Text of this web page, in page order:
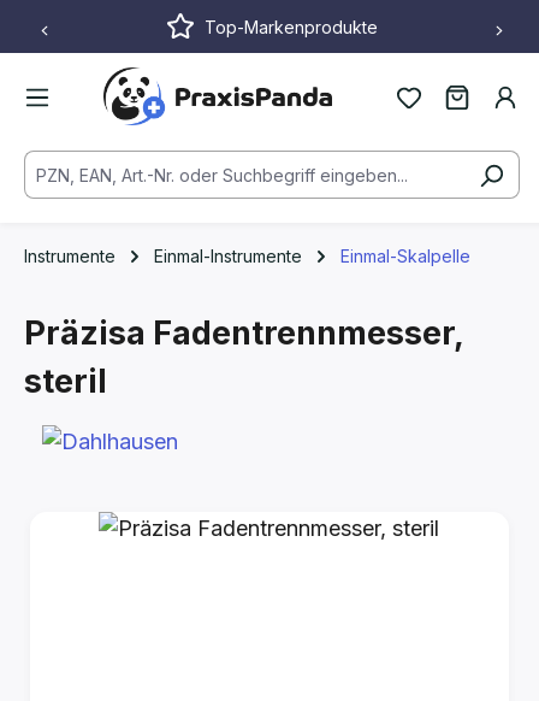
Zum Hauptinhalt springenTop-Markenprodukte
Instrumente Einmal-Instrumente Einmal-Skalpelle
Präzisa Fadentrennmesser,
steril
Bildergalerie überspringen